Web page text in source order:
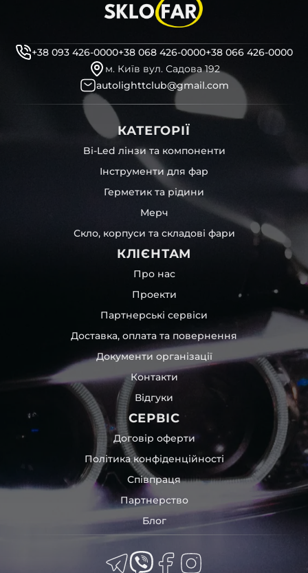
+38 093 426-0000+38 068 426-0000+38 066 426-0000
м. Київ вул. Садова 192
autolighttclub@gmail.com
КАТЕГОРІЇ
Bi-Led лінзи та компоненти
Інструменти для фар
Герметик та рідини
Мерч
Скло, корпуси та складові фари
КЛІЄНТАМ
Про нас
Проекти
Партнерські сервіси
Доставка, оплата та повернення
Документи організації
Контакти
Відгуки
СЕРВІС
Договір оферти
Політика конфіденційності
Співпраця
Партнерство
Блог